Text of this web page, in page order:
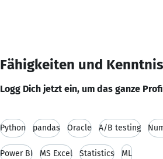
Fähigkeiten und
Logg Dich jetzt ein, um das ganze
Python pandas Oracle A/B testing
Power BI MS Excel Statistics ML